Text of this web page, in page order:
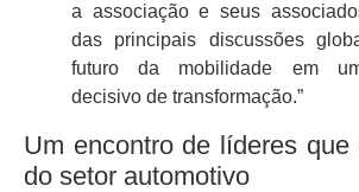
a associação e seus
das principais discussões
futuro da mobilidade em
decisivo de transformação.”
Um encontro de líderes que
do setor automotivo